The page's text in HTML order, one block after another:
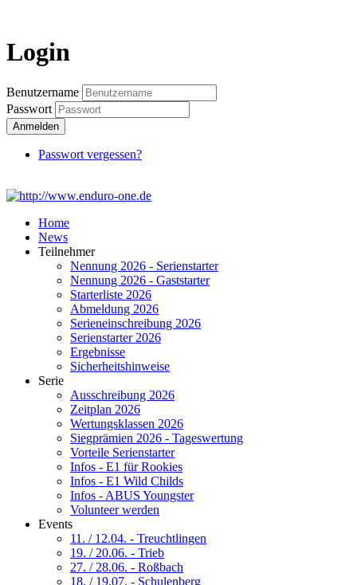
Login
Benutzername
Passwort
Anmelden
Passwort vergessen?
Home
News
Teilnehmer
Nennung 2026 - Serienstarter
Nennung 2026 - Gaststarter
Starterliste 2026
Abmeldung 2026
Serieneinschreibung 2026
Serienstarter 2026
Ergebnisse
Sicherheitshinweise
Serie
Ausschreibung 2026
Zeitplan 2026
Wertungsklassen 2026
Siegprämien 2026 - Tageswertung
Vorteile Serienstarter
Infos - E1 für Rookies
Infos - E1 Wild Childs
Infos - ABUS Youngster
Volunteer werden
Events
11. / 12.04. - Treuchtlingen
19. / 20.06. - Trieb
27. / 28.06. - Roßbach
18. / 19.07. - Schulenberg